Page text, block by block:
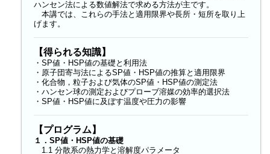
ハンセン法による数値解法で求める方法が主です。
本講では、これらの手法と適用限界や長所・短所を取り上
げます。
【得られる知識】
・SP値・HSP値の基礎と利用法
・原子団寄与法によるSP値・HSP値の推算と適用限界
・化合物，粒子および気体のSP値・HSP値の測定法
・ハンセン球の測定およびプローブ溶媒の効率的選択法
・SP値・HSP値に及ぼす温度や圧力の影響
【プログラム】
１．SP値・HSP値の基礎
1.1 分散系の熱力学と溶解度パラメータ